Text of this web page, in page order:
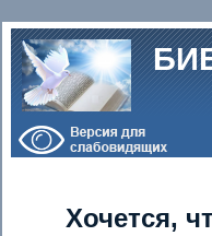
Перейти к основному
Хочется,